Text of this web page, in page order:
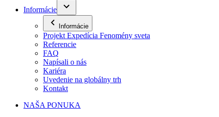
Informácie
Informácie
Projekt Expedícia Fenomény sveta
Referencie
FAQ
Napísali o nás
Kariéra
Uvedenie na globálny trh
Kontakt
NAŠA PONUKA